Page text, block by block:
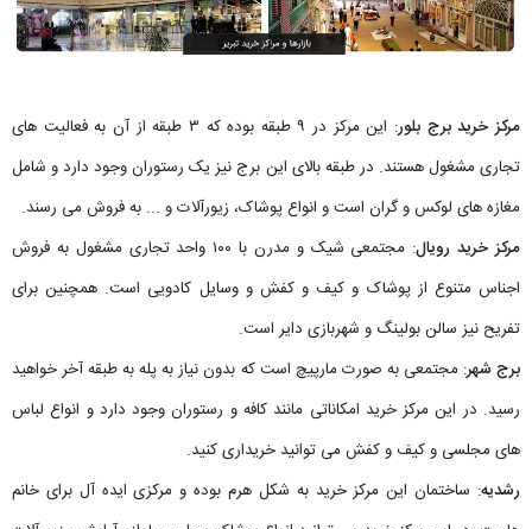
مرکز خرید برج بلور
: این مرکز در ۹ طبقه بوده که ۳ طبقه از آن به فعالیت های
تجاری مشغول هستند. در طبقه بالای این برج نیز یک رستوران وجود دارد و شامل
مغازه‌ های لوکس و گران است و انواع پوشاک، زیورآلات و ... به فروش می رسند.
مرکز خرید رویال
: مجتمعی شیک و مدرن با ۱۰۰ واحد تجاری مشغول به فروش
اجناس متنوع از پوشاک و کیف و کفش و وسایل کادویی است. همچنین برای
تفریح نیز سالن بولینگ و شهربازی دایر است.
برج شهر: مجتمعی به صورت مارپیچ است که بدون نیاز به پله به طبقه آخر خواهید
رسید. در این مرکز خرید امکاناتی مانند کافه و رستوران وجود دارد و انواع لباس
های مجلسی و کیف و کفش می توانید خریداری کنید.
رشدیه: ساختمان این مرکز خرید به شکل هرم بوده و مرکزی ایده‌ آل برای خانم‌